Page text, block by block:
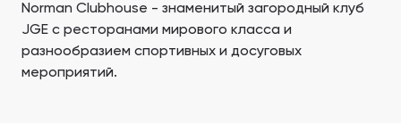
Norman Clubhouse - знаменитый загородный клуб
JGE с ресторанами мирового класса и
разнообразием спортивных и досуговых
мероприятий.